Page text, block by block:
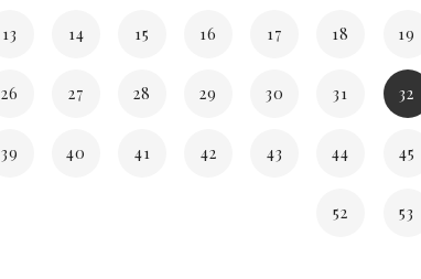
13 14 15 16 17 18 19
26 27 28 29 30 31 32
39 40 41 42 43 44 45
52 53